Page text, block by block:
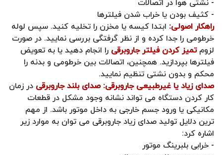
- کثیف بودن یا خراب شدن فیلترها
راهکار اصولی: ابتدا کیسه یا مخزن را تخلیه کنید. سپس لوله
خرطومی را جدا کرده و از نظر گرفتگی بررسی نمایید. در صورت
لزومتمیز کردن فیلتر جاروبرقی را انجام دهید یا به تعویض
فیلترها بپردازید. همچنین، اتصالات بین خرطومی و بدنه را
محکم و بدون نشتی تنظیم نمایید.
صدای زیاد یا غیرطبیعی جاروبرقی: صدای بلند جاروبرقی در زمان
کار کردن دستگاه می‌ تواند نشانه وجود مشکل در قطعات
مکانیکی یا ورود جسم خارجی به داخل موتور باشد. از مهم
ترین دلایل تولید صدای زیاد جاروبرقی می توان به موارد زیر
اشاره کرد:
- خرابی بلبرینگ موتور